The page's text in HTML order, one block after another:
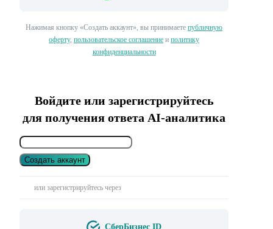
Нажимая кнопку «Создать аккаунт», вы принимаете публичную
оферту, пользовательское соглашение и политику
конфиденциальности
Войдите или зарегистрируйтесь
для получения ответа AI-аналитика
Создать аккаунт
или зарегистрируйтесь через
СберБизнес ID